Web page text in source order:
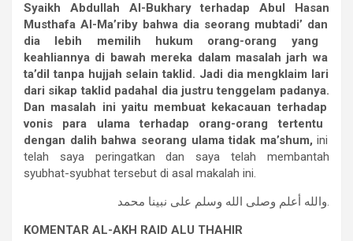
Syaikh Abdullah Al-Bukharyterhadap Abul Hasan
Musthafa Al-Ma’riby bahwa dia seorang mubtadi’ dan
dia lebih memilih hukum orang-orang yang
keahliannya di bawah mereka dalam masalah jarh wa
ta’dil tanpahujjah selain taklid. Jadi diamengklaim lari
dari sikap taklid padahal diajustru tenggelam padanya.
Dan masalah ini yaitu membuat kekacauan terhadap
vonis para ulamaterhadap orang-orang tertentu
dengan dalih bahwa seorang ulamatidak ma’shum, ini
telah saya peringatkan dan saya telah membantah
syubhat-syubhat tersebut di asal makalah ini.
والله أعلم وصلى الله وسلم على نبينا محمد.
KOMENTAR AL-AKH RAID ALU THAHIR